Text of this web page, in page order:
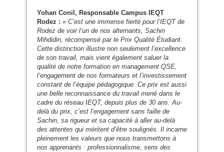
Yohan Conil, Responsable Campus
IEQT
Rodez : « C’est une immense fierté pour l’IEQTde
Rodez de voir l’un de nos alternants, Sachin
Mihdidin, récompensé par le Prix Qualité Étudiant.
Cette distinction illustre non seulement l’excellence
de son travail, mais vient également saluer la
qualité de notre formation en management QSE,
l’engagement de nos formateurs et l’investissement
constant de l’équipe pédagogique. Ce prix est aussi
une belle reconnaissance du travail mené dans le
cadre du réseau IEQT, depuis plus de 30 ans. Au-
delà du prix, c’est l’engagement sans faille de
Sachin, sa rigueur et sa capacité à aller au-delà
des attentes qui méritent d’être soulignés. Il incarne
pleinement les valeurs que nous transmettons à
nos apprenants : professionnalisme, sens des